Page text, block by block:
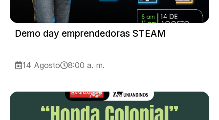
Demo day emprendedoras STEAM
14 Agosto 8:00 a. m.